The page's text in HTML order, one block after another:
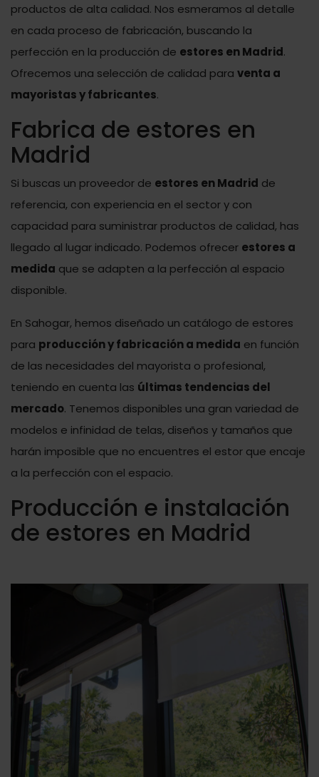
productos de alta calidad. Nos esmeramos al detalle
en cada proceso de fabricación, buscando la
perfección en la producción de estores en Madrid.
Ofrecemos una selección de calidad para venta a
mayoristas y fabricantes.
Fabrica de estores en
Madrid
Si buscas un proveedor de estores en Madrid de
referencia, con experiencia en el sector y con
capacidad para suministrar productos de calidad, has
llegado al lugar indicado. Podemos ofrecer estores a
medida que se adapten a la perfección al espacio
disponible.
En Sahogar, hemos diseñado un catálogo de estores
para producción y fabricación a medida en función
de las necesidades del mayorista o profesional,
teniendo en cuenta las últimas tendencias del
mercado. Tenemos disponibles una gran variedad de
modelos e infinidad de telas, diseños y tamaños que
harán imposible que no encuentres el estor que encaje
a la perfección con el espacio.
Producción e instalación
de estores en Madrid